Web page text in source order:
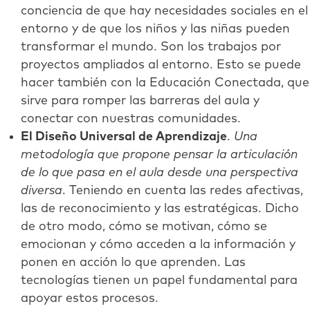
conciencia de que hay necesidades sociales en el
entorno y de que los niños y las niñas pueden
transformar el mundo. Son los trabajos por
proyectos ampliados al entorno. Esto se puede
hacer también con la Educación Conectada, que
sirve para romper las barreras del aula y
conectar con nuestras comunidades.
El Diseño Universal de Aprendizaje. Una
metodología que propone pensar la articulación
de lo que pasa en el aula desde una perspectiva
diversa. Teniendo en cuenta las redes afectivas,
las de reconocimiento y las estratégicas. Dicho
de otro modo, cómo se motivan, cómo se
emocionan y cómo acceden a la información y
ponen en acción lo que aprenden. Las
tecnologías tienen un papel fundamental para
apoyar estos procesos.